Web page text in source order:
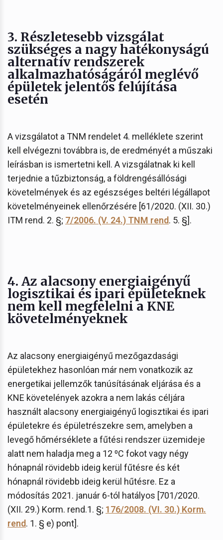
3. Részletesebb vizsgálat
szükséges a nagy hatékonyságú
alternatív rendszerek
alkalmazhatóságáról meglévő
épületek jelentős felújítása
esetén
A vizsgálatot a TNM rendelet 4. melléklete szerint
kell elvégezni továbbra is, de eredményét a műszaki
leírásban is ismertetni kell. A vizsgálatnak ki kell
terjednie a tűzbiztonság, a földrengésállósági
követelmények és az egészséges beltéri légállapot
követelményeinek ellenőrzésére [61/2020. (XII. 30.)
ITM rend. 2. §; 7/2006. (V. 24.) TNM rend. 5. §].
4. Az alacsony energiaigényű
logisztikai és ipari épületeknek
nem kell megfelelni a KNE
követelményeknek
Az alacsony energiaigényű mezőgazdasági
épületekhez hasonlóan már nem vonatkozik az
energetikai jellemzők tanúsításának eljárása és a
KNE követelények azokra a nem lakás céljára
használt alacsony energiaigényű logisztikai és ipari
épületekre és épületrészekre sem, amelyben a
levegő hőmérséklete a fűtési rendszer üzemideje
alatt nem haladja meg a 12 ⁰C fokot vagy négy
hónapnál rövidebb ideig kerül fűtésre és két
hónapnál rövidebb ideig kerül hűtésre. Ez a
módosítás 2021. január 6-tól hatályos [701/2020.
(XII. 29.) Korm. rend.1. §; 176/2008. (VI. 30.) Korm.
rend. 1. § e) pont].